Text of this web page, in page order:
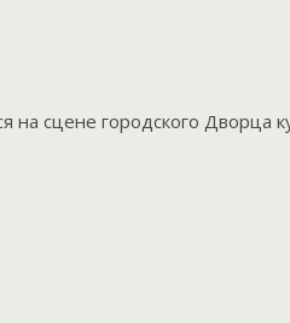
на сцене городского Дворца